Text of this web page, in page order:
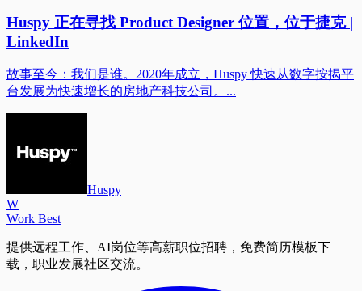
Huspy 正在寻找 Product Designer 位置，位于捷克 |
LinkedIn
故事至今：我们是谁。2020年成立，Huspy 快速从数字按揭平
台发展为快速增长的房地产科技公司。...
Huspy
W
Work Best
提供远程工作、AI岗位等高薪职位招聘，免费简历模板下
载，职业发展社区交流。